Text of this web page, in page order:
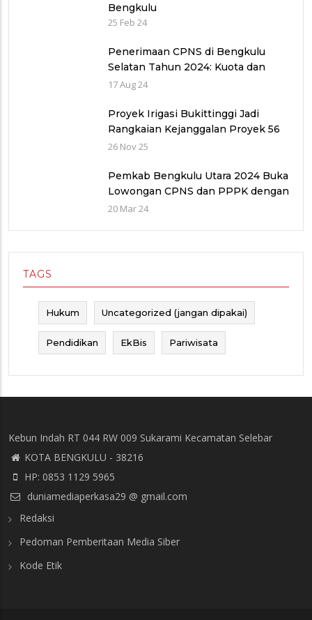
Bengkulu
25 Feb 24
Penerimaan CPNS di Bengkulu
Selatan Tahun 2024: Kuota dan
Jadwal Pendaftaran
17 Aug 24
Proyek Irigasi Bukittinggi Jadi
Rangkaian Kejanggalan Proyek 56
Miliar di Bawah Wilayah Balai
(WBS)
26 Nov 25
Pemkab Bengkulu Utara 2024 Buka
Lowongan CPNS dan PPPK dengan
Jumlah Formasi yang Menurun
20 Mar 24
TAGS
Hukum Uncategorized (jangan dipakai)
Pendidikan EkBis Pariwisata
Kebun Indah RT 044 RW 009 Sukarami Kecamatan Selebar
KOTA BENGKULU - 38216
HP: 0853 1129 5965
duniamediaperkasa29 @ gmail.com
Redaksi
Pedoman Pemberitaan Media Siber
Kode Etik